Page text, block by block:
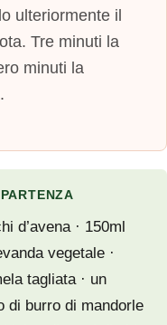
ulteriormente il
Tre minuti la
minuti la
d’avena · 150ml
vegetale ·
tagliata · un
di burro di mandorle